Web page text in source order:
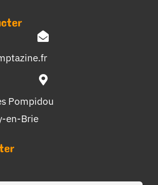
Pompidou
en-Brie